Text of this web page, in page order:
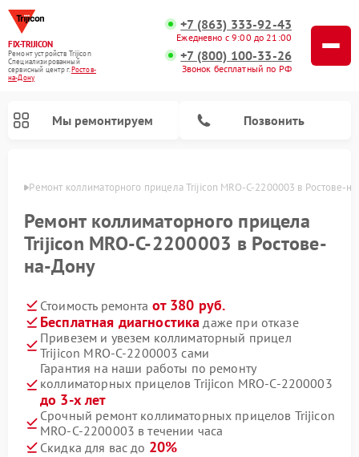
FIX-TRIJICON
Ремонт устройств Trijicon
Специализированный
cервисный центр г.Ростов-
на-Дону
+7 (863) 333-92-43
Ежедневно с 9:00 до 21:00
+7 (800) 100-33-26
Звонок бесплатный по РФ
Мы ремонтируем Позвонить
Ремонт коллиматорного прицела Trijicon MRO-C-2200003 в Ростове-
Ремонт коллиматорного прицела
Trijicon MRO-C-2200003 в Ростове-
на-Дону
Стоимость ремонта от 380 руб.
Бесплатная диагностика даже при отказе
Привезем и увезем коллиматорный прицел
Trijicon MRO-C-2200003 сами
Гарантия на наши работы по ремонту
коллиматорных прицелов Trijicon MRO-C-2200003
до 3-х лет
Срочный ремонт коллиматорных прицелов Trijicon
MRO-C-2200003 в течении часа
Скидка для вас до 20%